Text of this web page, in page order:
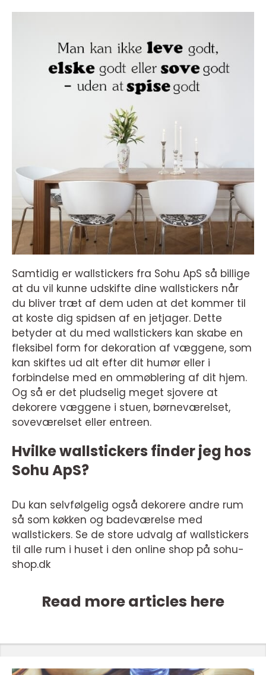
Samtidig er wallstickers fra Sohu ApS så billige
at du vil kunne udskifte dine wallstickers når
du bliver træt af dem uden at det kommer til
at koste dig spidsen af en jetjager. Dette
betyder at du med wallstickers kan skabe en
fleksibel form for dekoration af væggene, som
kan skiftes ud alt efter dit humør eller i
forbindelse med en ommøblering af dit hjem.
Og så er det pludselig meget sjovere at
dekorere væggene i stuen, børneværelset,
soveværelset eller entreen.
Hvilke wallstickers finder jeg hos
Sohu ApS?
Du kan selvfølgelig også dekorere andre rum
så som køkken og badeværelse med
wallstickers. Se de store udvalg af wallstickers
til alle rum i huset i den online shop på sohu-
shop.dk
Read more articles here